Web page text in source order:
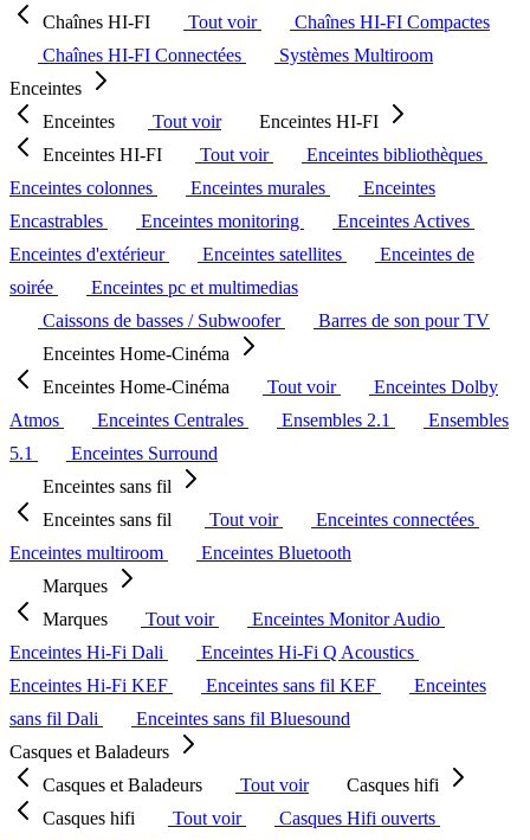
Chaînes HI-FI
Tout voir
Chaînes HI-FI Compactes
Chaînes HI-FI Connectées
Systèmes Multiroom
Enceintes
Enceintes
Tout voir
Enceintes HI-FI
Enceintes HI-FI
Tout voir
Enceintes bibliothèques
Enceintes colonnes
Enceintes murales
Enceintes
Encastrables
Enceintes monitoring
Enceintes Actives
Enceintes d'extérieur
Enceintes satellites
Enceintes de
soirée
Enceintes pc et multimedias
Caissons de basses / Subwoofer
Barres de son pour TV
Enceintes Home-Cinéma
Enceintes Home-Cinéma
Tout voir
Enceintes Dolby
Atmos
Enceintes Centrales Ensembles 2.1
Ensembles
5.1
Enceintes Surround
Enceintes sans fil
Enceintes sans fil
Tout voir
Enceintes connectées
Enceintes multiroom
Enceintes Bluetooth
Marques
Marques
Tout voir
Enceintes Monitor Audio
Enceintes Hi-Fi Dali
Enceintes Hi-Fi Q Acoustics
Enceintes Hi-Fi KEF
Enceintes sans fil KEF
Enceintes
sans fil Dali
Enceintes sans fil Bluesound
Casques et Baladeurs
Casques et Baladeurs
Tout voir
Casques hifi
Casques hifi
Tout voir
Casques Hifi ouverts